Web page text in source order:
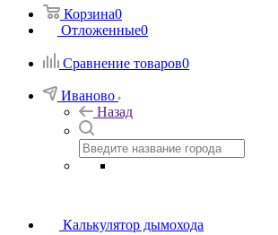
Корзина0
Отложенные0
Сравнение товаров0
Иваново
Назад
Калькулятор дымохода